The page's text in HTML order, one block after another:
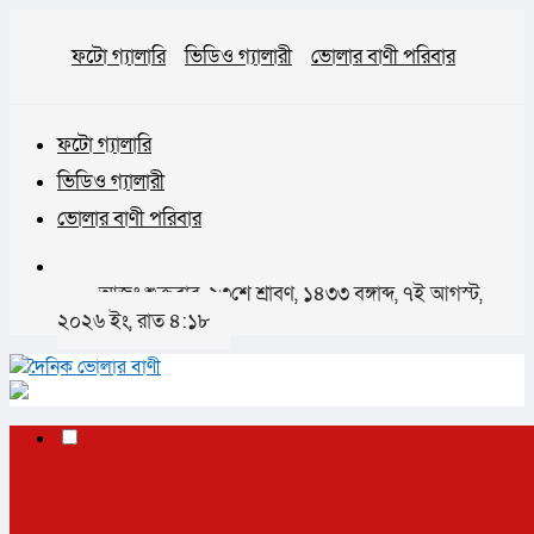
ফটো গ্যালারি ভিডিও গ্যালারী ভোলার বাণী পরিবার
ফটো গ্যালারি
ভিডিও গ্যালারী
ভোলার বাণী পরিবার
আজঃ শুক্রবার, ২৩শে শ্রাবণ, ১৪৩৩ বঙ্গাব্দ, ৭ই আগস্ট,
২০২৬ ইং, রাত ৪:১৮
✕